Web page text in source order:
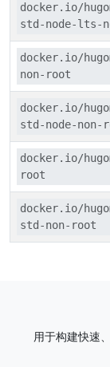
docker.io/
std-node-lts-
docker.io/
non-root
docker.io/
std-node-non-
docker.io/
root
docker.io/
std-non-root
用于构建快速